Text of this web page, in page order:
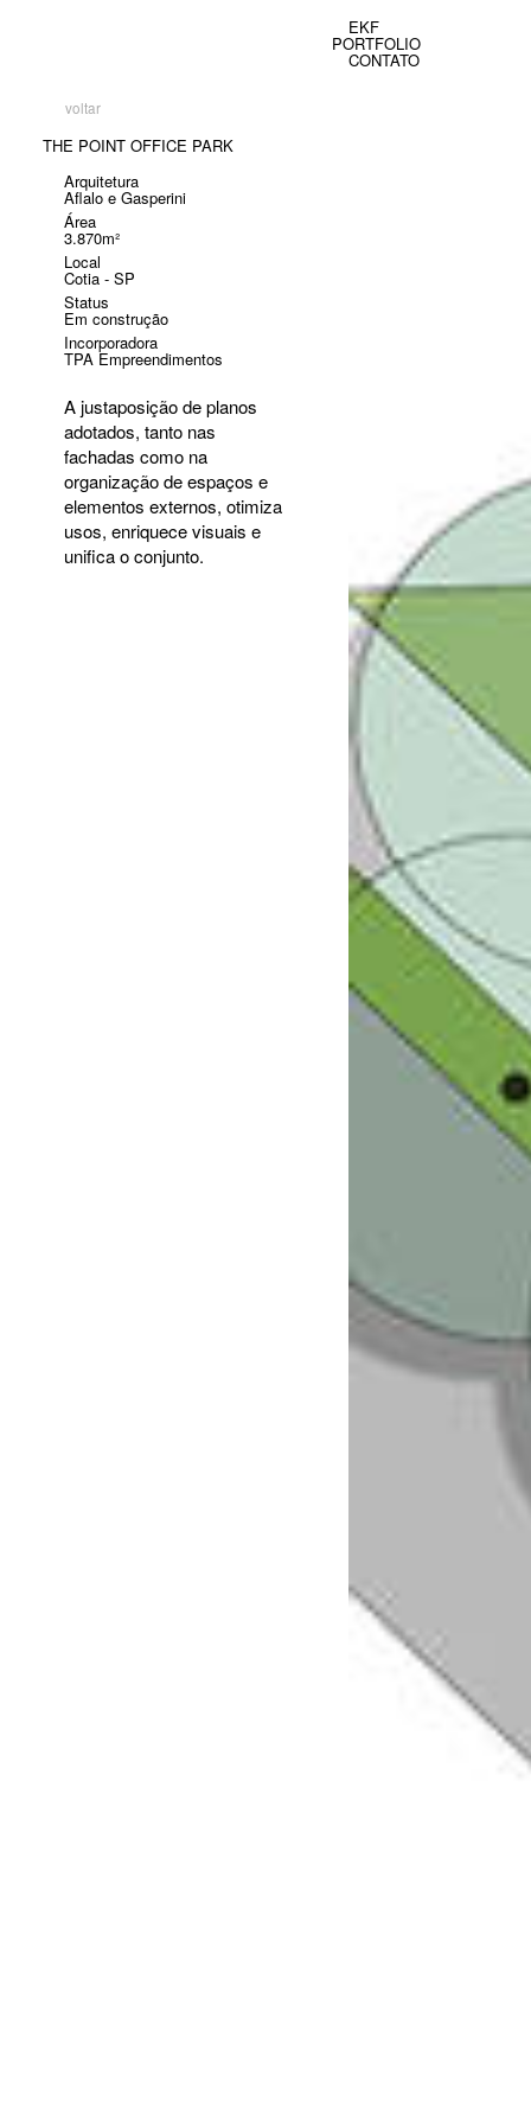
EKF
PORTFOLIO
CONTATO
voltar
THE POINT OFFICE PARK
Arquitetura
Aflalo e Gasperini
Área
3.870m²
Local
Cotia - SP
Status
Em construção
Incorporadora
TPA Empreendimentos
A justaposição de planos
adotados, tanto nas
fachadas como na
organização de espaços e
elementos externos, otimiza
usos, enriquece visuais e
unifica o conjunto.